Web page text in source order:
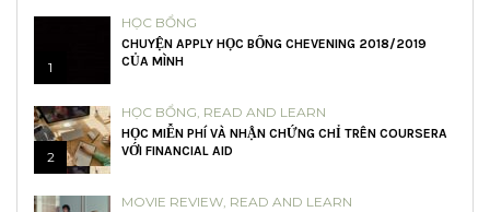
1
HỌC BỔNG
CHUYỆN APPLY HỌC BỔNG CHEVENING 2018/2019
CỦA MÌNH
2
HỌC BỔNG, READ AND LEARN
HỌC MIỄN PHÍ VÀ NHẬN CHỨNG CHỈ TRÊN COURSERA
VỚI FINANCIAL AID
MOVIE REVIEW, READ AND LEARN